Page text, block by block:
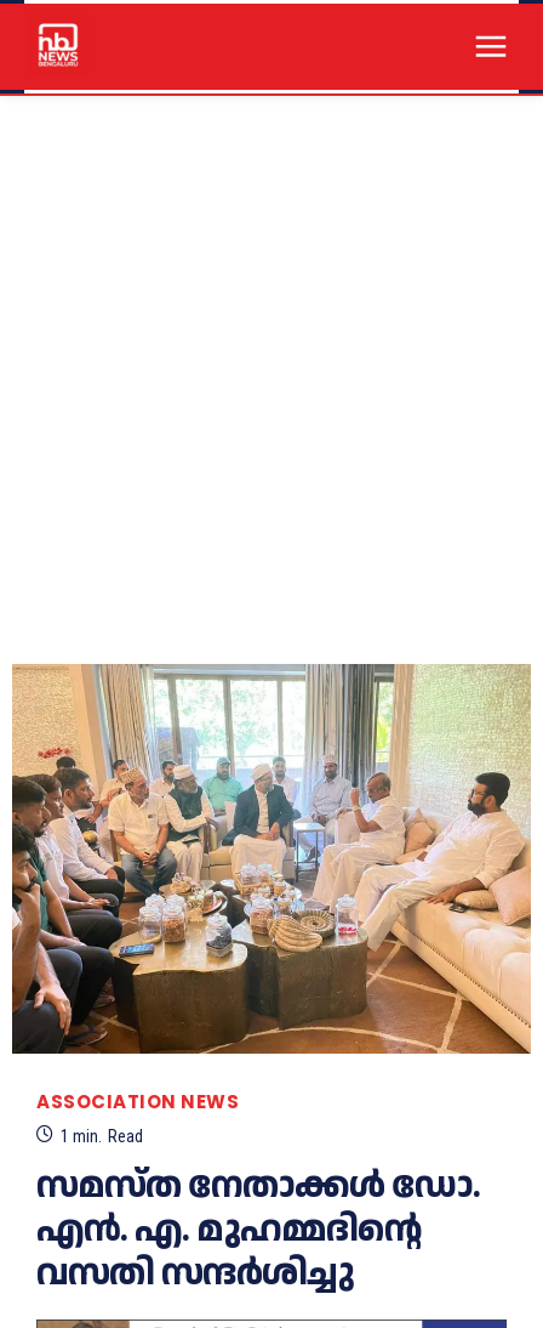
ASSOCIATION NEWS
1 min. Read
സമസ്ത നേതാക്കള്‍ ഡോ.
എന്‍. എ. മുഹമ്മദിന്റെ
വസതി സന്ദര്‍ശിച്ചു